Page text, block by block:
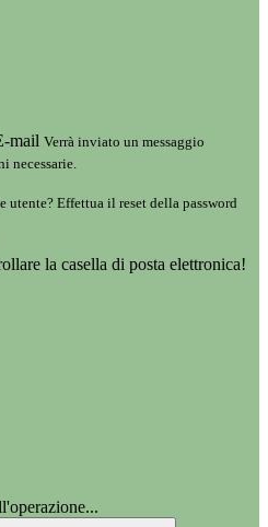
mail Verrà inviato un messaggio
necessarie.
utente? Effettua il reset della password
la casella di posta elettronica!